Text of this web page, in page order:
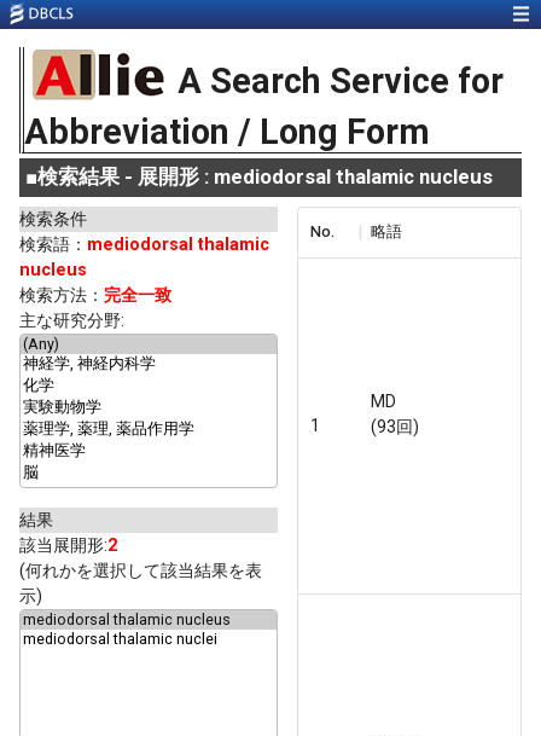
A Search Service for
Abbreviation / Long Form
■検索結果 - 展開形 : mediodorsal thalamic nucleus
検索条件
検索語： mediodorsal thalamic
nucleus
検索方法： 完全一致
主な研究分野:
結果
該当展開形:2
(何れかを選択して該当結果を表
示)
No. 略語
1
MD
(93回)